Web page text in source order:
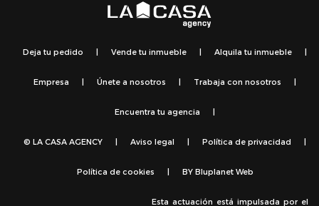
Deja tu pedido | Vende tu inmueble | Alquila tu inmueble |
Empresa | Únete a nosotros | Trabaja con nosotros |
Encuentra tu agencia |
© LA CASA AGENCY | Aviso legal | Política de privacidad |
Política de cookies | BY Bluplanet Web
Esta actuación está impulsada por el